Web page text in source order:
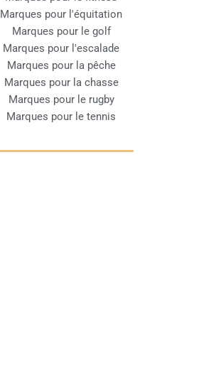
Marques pour l'équitation
Marques pour le golf
Marques pour l'escalade
Marques pour la pêche
Marques pour la chasse
Marques pour le rugby
Marques pour le tennis